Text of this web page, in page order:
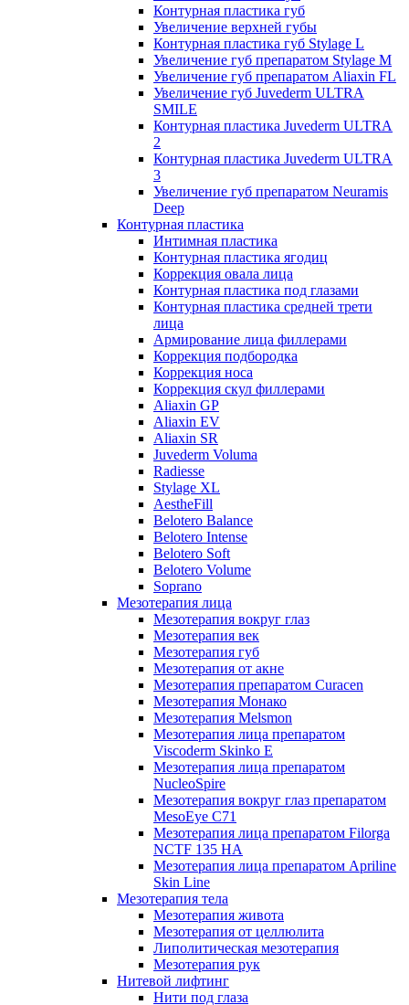
Контурная пластика губ
Увеличение верхней губы
Контурная пластика губ Stylage L
Увеличение губ препаратом Stylage M
Увеличение губ препаратом Aliaxin FL
Увеличение губ Juvederm ULTRA
SMILE
Контурная пластика Juvederm ULTRA
2
Контурная пластика Juvederm ULTRA
3
Увеличение губ препаратом Neuramis
Deep
Контурная пластика
Интимная пластика
Контурная пластика ягодиц
Коррекция овала лица
Контурная пластика под глазами
Контурная пластика средней трети
лица
Армирование лица филлерами
Коррекция подбородка
Коррекция носа
Коррекция скул филлерами
Aliaxin GP
Aliaxin EV
Aliaxin SR
Juvederm Voluma
Radiesse
Stylage XL
AestheFill
Belotero Balance
Belotero Intense
Belotero Soft
Belotero Volume
Soprano
Мезотерапия лица
Мезотерапия вокруг глаз
Мезотерапия век
Мезотерапия губ
Мезотерапия от акне
Мезотерапия препаратом Curacen
Мезотерапия Монако
Мезотерапия Melsmon
Мезотерапия лица препаратом
Viscoderm Skinko E
Мезотерапия лица препаратом
NucleoSpire
Мезотерапия вокруг глаз препаратом
MesoEye С71
Мезотерапия лица препаратом Filorga
NCTF 135 HA
Мезотерапия лица препаратом Apriline
Skin Line
Мезотерапия тела
Мезотерапия живота
Мезотерапия от целлюлита
Липолитическая мезотерапия
Мезотерапия рук
Нитевой лифтинг
Нити под глаза